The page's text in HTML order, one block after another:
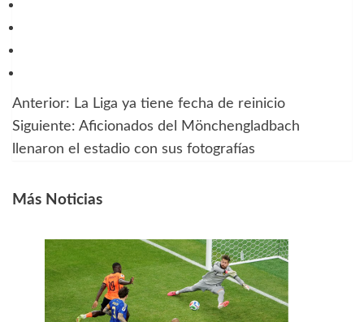
Navegación
de
Anterior: La Liga ya tiene fecha de reinicio
Siguiente: Aficionados del Mönchengladbach
llenaron el estadio con sus fotografías
Más Noticias